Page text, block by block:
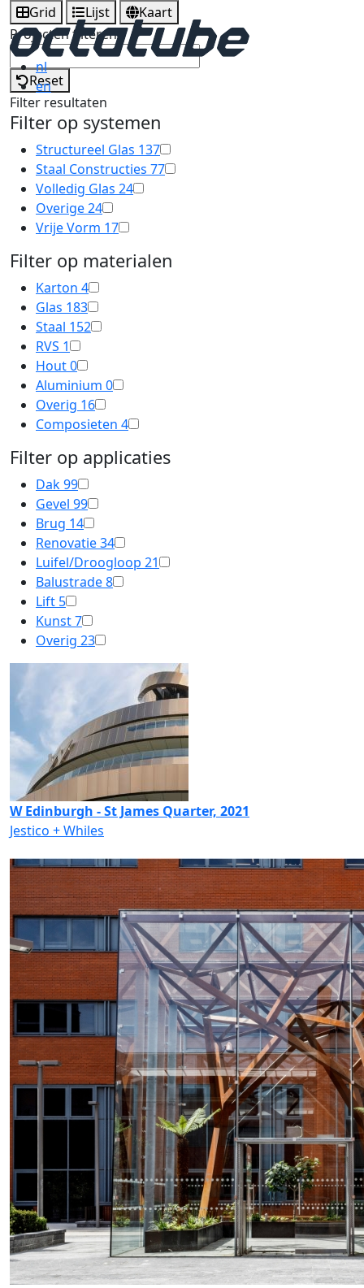
nl
en
Grid Lijst
Kaart
Projecten filteren
Reset
Filter resultaten
Filter op systemen
Structureel Glas 137
Staal Constructies 77
Volledig Glas 24
Overige24
Vrije Vorm 17
Filter op materialen
Karton 4
Glas 183
Staal 152
RVS 1
Hout0
Aluminium 0
Overig 16
Composieten 4
Filter op applicaties
Dak99
Gevel 99
Brug 14
Renovatie34
Luifel/Droogloop 21
Balustrade8
Lift 5
Kunst7
Overig 23
W Edinburgh - St James Quarter, 2021
Jestico + Whiles